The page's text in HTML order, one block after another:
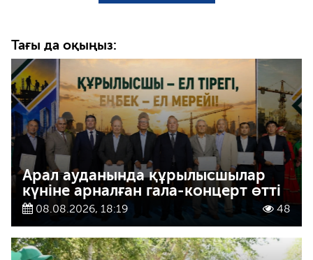
Тағы да оқыңыз:
Арал ауданында құрылысшылар
күніне арналған гала-концерт өтті
08.08.2026, 18:19 48